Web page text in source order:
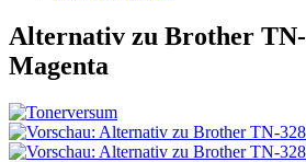
Alternativ zu Brother
Magenta